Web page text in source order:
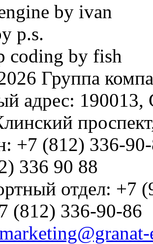
by ivan
p.s.
coding by fish
Группа
адрес: 190013,
+7 (812) 336-
336 90 88
отдел: +7
(812) 336-90-86